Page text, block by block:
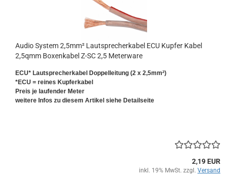
Audio System 2,5mm² Lautsprecherkabel ECU Kupfer Kabel
2,5qmm Boxenkabel Z-SC 2,5 Meterware
ECU* Lautsprecherkabel Doppelleitung (2 x 2,5mm²)
*ECU = reines Kupferkabel
Preis je laufender Meter
weitere Infos zu diesem Artikel siehe Detailseite
2,19 EUR
inkl. 19% MwSt. zzgl. Versand